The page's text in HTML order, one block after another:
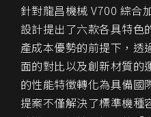
針對龍昌機械 V700 綜合
設計提出了六款各具特色
產成本優勢的前提下，透
面的對比以及創新材質的
的性能特徵轉化為具備國
提案不僅解決了標準機種